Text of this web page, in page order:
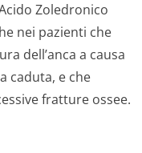
Zoledronico
nei pazienti che
dell’anca a causa
caduta, e che
fratture ossee.